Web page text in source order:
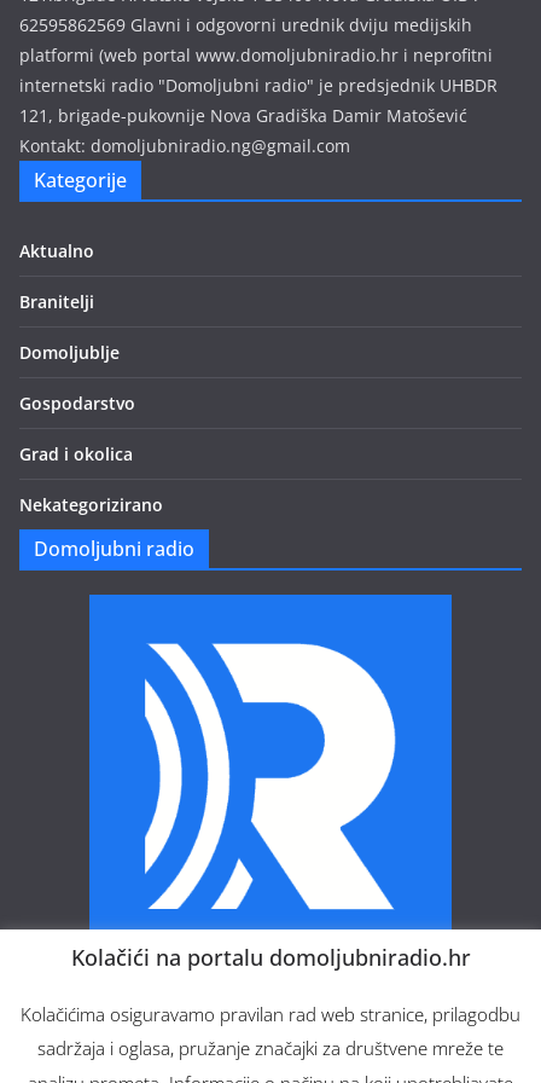
62595862569 Glavni i odgovorni urednik dviju medijskih
platformi (web portal www.domoljubniradio.hr i neprofitni
internetski radio "Domoljubni radio" je predsjednik UHBDR
121, brigade-pukovnije Nova Gradiška Damir Matošević
Kontakt: domoljubniradio.ng@gmail.com
Kategorije
Aktualno
Branitelji
Domoljublje
Gospodarstvo
Grad i okolica
Nekategorizirano
Domoljubni radio
Domoljubni radio – Vaš web radio.
Kolačići na portalu domoljubniradio.hr
Kolačićima osiguravamo pravilan rad web stranice, prilagodbu
sadržaja i oglasa, pružanje značajki za društvene mreže te